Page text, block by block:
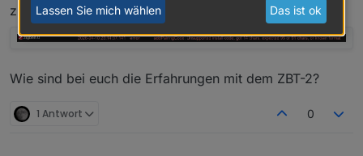
zurück geben?
Wie sind bei euch die Erfahrungen mit dem ZBT-2?
1 Antwort 0
Lassen Sie mich wählen Das ist ok